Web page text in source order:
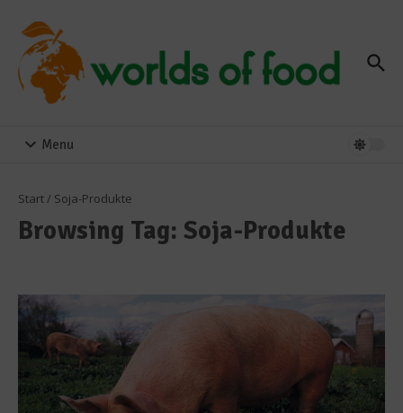
Menu
Start/ Soja-Produkte
Browsing Tag: Soja-Produkte